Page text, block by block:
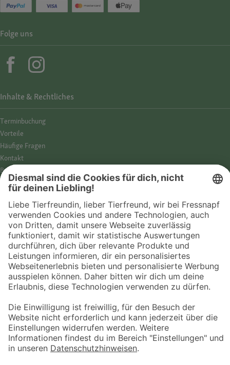
© 2026 Fressnapf Tiernahrungs GmbH
Westpreußenstraße 32-38
47809 Krefeld
Inhalte & Rechtliches
Termin­buchung
Vorteile
Häufige Fragen
Kontakt
Barrierefreiheit
Impressum
Datenschutz­hinweise
Cookies
AGB
Entdecke Fressnapf
Tierversicherung
GPS-Tracker
Fressnapf Salon
Online-Shop
Folge uns